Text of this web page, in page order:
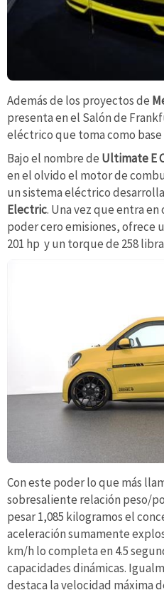
Además de los proyectos de
presenta en el Salón de
eléctrico que toma como base
Bajo el nombre de Ultimate E
en el olvido el motor de
un sistema eléctrico
Electric. Una vez que entra
poder cero emisiones, ofrece
201 hp y un torque de 258
Con este poder lo que más
sobresaliente relación peso/
pesar 1,085 kilogramos el
aceleración sumamente
km/h lo completa en 4.5
capacidades dinámicas.
destaca la velocidad máxima